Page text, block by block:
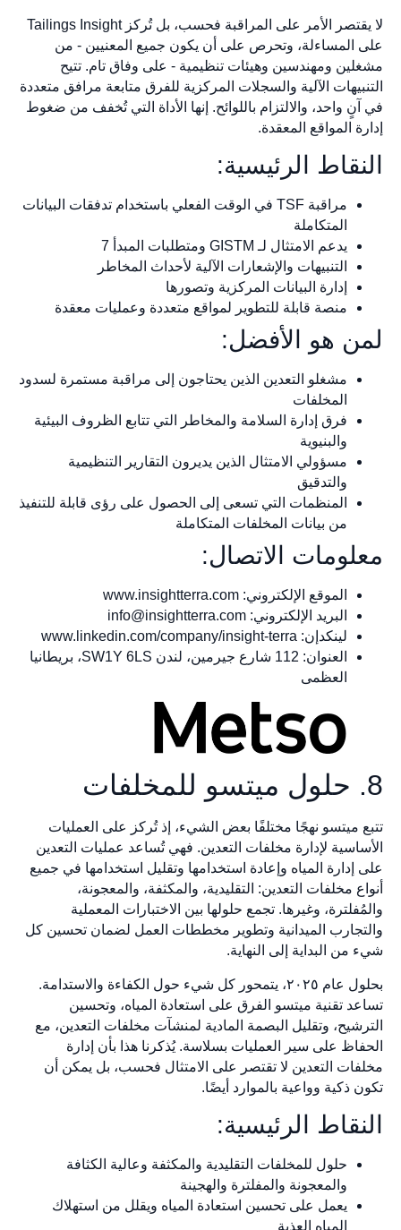
لا يقتصر الأمر على المراقبة فحسب، بل تُركز Tailings Insight
على المساءلة، وتحرص على أن يكون جميع المعنيين - من
مشغلين ومهندسين وهيئات تنظيمية - على وفاق تام. تتيح
التنبيهات الآلية والسجلات المركزية للفرق متابعة مرافق متعددة
في آنٍ واحد، والالتزام باللوائح. إنها الأداة التي تُخفف من ضغوط
إدارة المواقع المعقدة.
النقاط الرئيسية:
مراقبة TSF في الوقت الفعلي باستخدام تدفقات البيانات
المتكاملة
يدعم الامتثال لـ GISTM ومتطلبات المبدأ 7
التنبيهات والإشعارات الآلية لأحداث المخاطر
إدارة البيانات المركزية وتصورها
منصة قابلة للتطوير لمواقع متعددة وعمليات معقدة
لمن هو الأفضل:
مشغلو التعدين الذين يحتاجون إلى مراقبة مستمرة لسدود
المخلفات
فرق إدارة السلامة والمخاطر التي تتابع الظروف البيئية
والبنيوية
مسؤولي الامتثال الذين يديرون التقارير التنظيمية
والتدقيق
المنظمات التي تسعى إلى الحصول على رؤى قابلة للتنفيذ
من بيانات المخلفات المتكاملة
معلومات الاتصال:
الموقع الإلكتروني: www.insightterra.com
البريد الإلكتروني: info@insightterra.com
لينكدإن: www.linkedin.com/company/insight-terra
العنوان: 112 شارع جيرمين، لندن SW1Y 6LS، بريطانيا
العظمى
8. حلول ميتسو للمخلفات
تتبع ميتسو نهجًا مختلفًا بعض الشيء، إذ تُركز على العمليات
الأساسية لإدارة مخلفات التعدين. فهي تُساعد عمليات التعدين
على إدارة المياه وإعادة استخدامها وتقليل استخدامها في جميع
أنواع مخلفات التعدين: التقليدية، والمكثفة، والمعجونة،
والمُفلترة، وغيرها. تجمع حلولها بين الاختبارات المعملية
والتجارب الميدانية وتطوير مخططات العمل لضمان تحسين كل
شيء من البداية إلى النهاية.
بحلول عام ٢٠٢٥، يتمحور كل شيء حول الكفاءة والاستدامة.
تساعد تقنية ميتسو الفرق على استعادة المياه، وتحسين
الترشيح، وتقليل البصمة المادية لمنشآت مخلفات التعدين، مع
الحفاظ على سير العمليات بسلاسة. يُذكرنا هذا بأن إدارة
مخلفات التعدين لا تقتصر على الامتثال فحسب، بل يمكن أن
تكون ذكية وواعية بالموارد أيضًا.
النقاط الرئيسية:
حلول للمخلفات التقليدية والمكثفة وعالية الكثافة
والمعجونة والمفلترة والهجينة
يعمل على تحسين استعادة المياه ويقلل من استهلاك
المياه العذبة